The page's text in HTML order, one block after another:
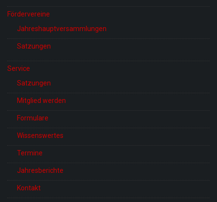
Fördervereine
Jahreshauptversammlungen
Satzungen
Service
Satzungen
Mitglied werden
Formulare
Wissenswertes
Termine
Jahresberichte
Kontakt